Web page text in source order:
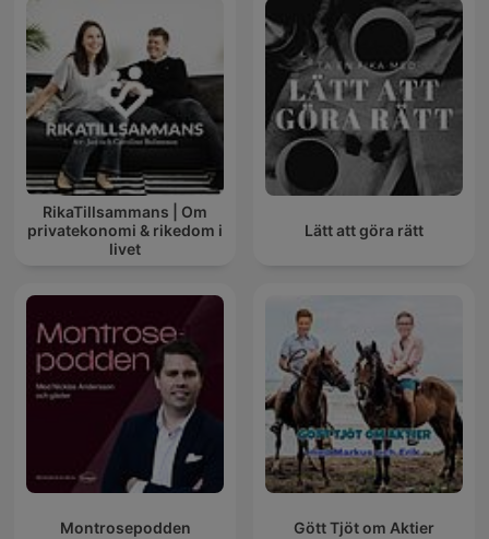
RikaTillsammans | Om
privatekonomi & rikedom i
livet
Lätt att göra rätt
Montrosepodden Gött Tjöt om Aktier